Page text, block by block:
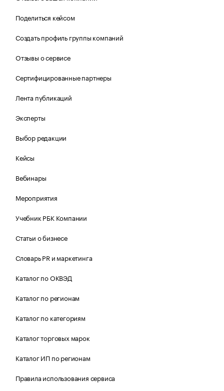
Поделиться кейсом
Создать профиль группы компаний
Отзывы о сервисе
Сертифицированные партнеры
Лента публикаций
Эксперты
Выбор редакции
Кейсы
Вебинары
Мероприятия
Учебник РБК Компании
Статьи о бизнесе
Словарь PR и маркетинга
Каталог по ОКВЭД
Каталог по регионам
Каталог по категориям
Каталог торговых марок
Каталог ИП по регионам
Правила использования сервиса